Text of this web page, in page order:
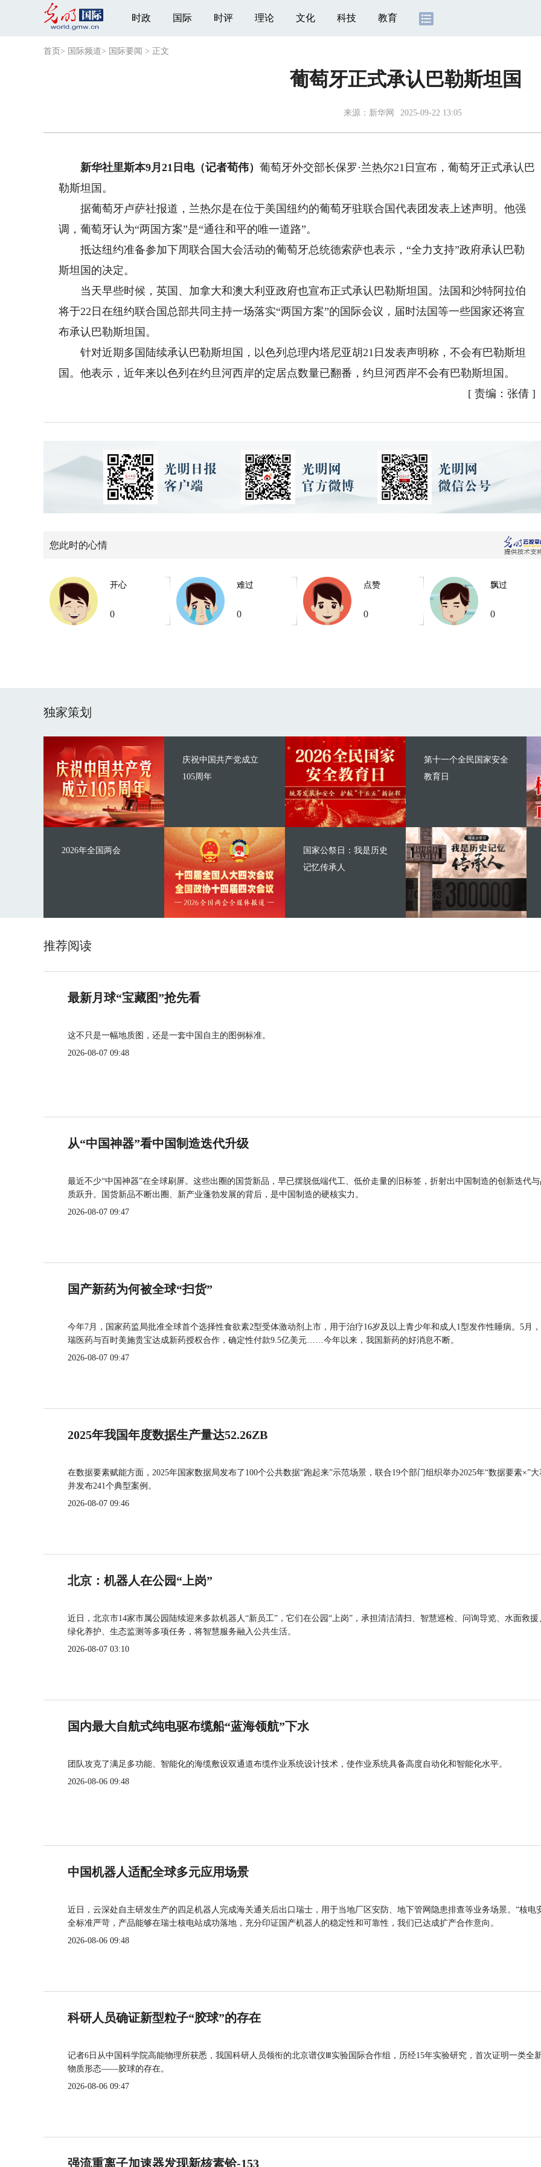
时政 国际 时评 理论 文化 科技 教育
首页 > 国际频道> 国际要闻 > 正文
葡萄牙正式承认巴勒斯坦国
来源： 新华网 2025-09-22 13:05
新华社里斯本9月21日电（记者荀伟）葡萄牙外交部长保罗·兰热尔21日宣布，葡萄牙正式承认巴
勒斯坦国。
据葡萄牙卢萨社报道，兰热尔是在位于美国纽约的葡萄牙驻联合国代表团发表上述声明。他强
调，葡萄牙认为“两国方案”是“通往和平的唯一道路”。
抵达纽约准备参加下周联合国大会活动的葡萄牙总统德索萨也表示，“全力支持”政府承认巴勒
斯坦国的决定。
当天早些时候，英国、加拿大和澳大利亚政府也宣布正式承认巴勒斯坦国。法国和沙特阿拉伯
将于22日在纽约联合国总部共同主持一场落实“两国方案”的国际会议，届时法国等一些国家还将宣
布承认巴勒斯坦国。
针对近期多国陆续承认巴勒斯坦国，以色列总理内塔尼亚胡21日发表声明称，不会有巴勒斯坦
国。他表示，近年来以色列在约旦河西岸的定居点数量已翻番，约旦河西岸不会有巴勒斯坦国。
[ 责编：张倩 ]
您此时的心情
开心
0
难过
0
点赞
0
飘过
0
独家策划
庆祝中国共产党成立
105周年
2026年全国两会
第十一个全民国家安全
教育日
国家公祭日：我是历史
记忆传承人
推荐阅读
最新月球“宝藏图”抢先看
这不只是一幅地质图，还是一套中国自主的图例标准。
2026-08-07 09:48
从“中国神器”看中国制造迭代升级
最近不少“中国神器”在全球刷屏。这些出圈的国货新品，早已摆脱低端代工、低价走量的旧标签，折射出中国制造的创新迭代
质跃升。国货新品不断出圈、新产业蓬勃发展的背后，是中国制造的硬核实力。
2026-08-07 09:47
国产新药为何被全球“扫货”
今年7月，国家药监局批准全球首个选择性食欲素2型受体激动剂上市，用于治疗16岁及以上青少年和成人1型发作性睡病。5月
瑞医药与百时美施贵宝达成新药授权合作，确定性付款9.5亿美元……今年以来，我国新药的好消息不断。
2026-08-07 09:47
2025年我国年度数据生产量达52.26ZB
在数据要素赋能方面，2025年国家数据局发布了100个公共数据“跑起来”示范场景，联合19个部门组织举办2025年“数据要素×”大
并发布241个典型案例。
2026-08-07 09:46
北京：机器人在公园“上岗”
近日，北京市14家市属公园陆续迎来多款机器人“新员工”，它们在公园“上岗”，承担清洁清扫、智慧巡检、问询导览、水面救援
绿化养护、生态监测等多项任务，将智慧服务融入公共生活。
2026-08-07 03:10
国内最大自航式纯电驱布缆船“蓝海领航”下水
团队攻克了满足多功能、智能化的海缆敷设双通道布缆作业系统设计技术，使作业系统具备高度自动化和智能化水平。
2026-08-06 09:48
中国机器人适配全球多元应用场景
近日，云深处自主研发生产的四足机器人完成海关通关后出口瑞士，用于当地厂区安防、地下管网隐患排查等业务场景。“核电
全标准严苛，产品能够在瑞士核电站成功落地，充分印证国产机器人的稳定性和可靠性，我们已达成扩产合作意向。
2026-08-06 09:48
科研人员确证新型粒子“胶球”的存在
记者6日从中国科学院高能物理所获悉，我国科研人员领衔的北京谱仪Ⅲ实验国际合作组，历经15年实验研究，首次证明一类全
物质形态——胶球的存在。
2026-08-06 09:47
强流重离子加速器发现新核素铪-153